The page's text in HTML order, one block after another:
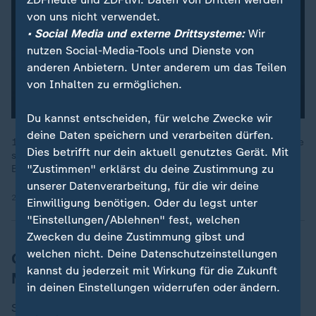
1924 wird Nofretete in Berlin ausgestellt. 12 Jahre zuvor wurde
sie in Ägypten ausgegraben. Steht sie heute rechtmäßig in
Berlin?
29.06.2025 | 18:47 min
GEM dürfte eines der meistbesuchten
Museen werden
Sollten sich die bisherigen Besucherzahlen ganzjährig
von uns nicht verwendet.
• Social Media und externe Drittsysteme:Wir
nutzen Social-Media-Tools und Dienste von
anderen Anbietern. Unter anderem um das Teilen
von Inhalten zu ermöglichen.
Du kannst entscheiden, für welche Zwecke wir
deine Daten speichern und verarbeiten dürfen.
Dies betrifft nur dein aktuell genutztes Gerät. Mit
"Zustimmen" erklärst du deine Zustimmung zu
unserer Datenverarbeitung, für die wir deine
Einwilligung benötigen. Oder du legst unter
"Einstellungen/Ablehnen" fest, welchen
Zwecken du deine Zustimmung gibst und
welchen nicht. Deine Datenschutzeinstellungen
kannst du jederzeit mit Wirkung für die Zukunft
in deinen Einstellungen widerrufen oder ändern.